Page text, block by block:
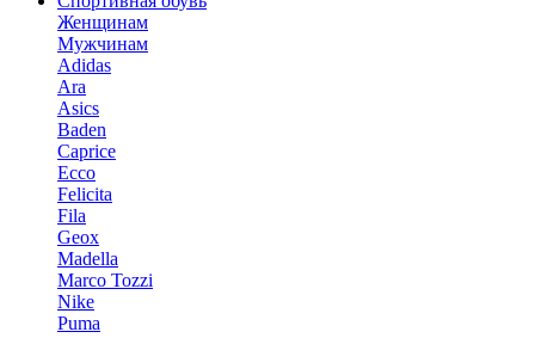
Женщинам
Мужчинам
Adidas
Ara
Asics
Baden
Caprice
Ecco
Felicita
Fila
Geox
Madella
Marco Tozzi
Nike
Puma